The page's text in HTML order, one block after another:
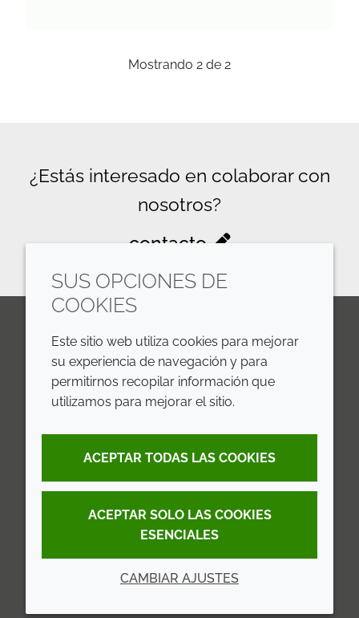
Mostrando 2 de 2
¿Estás interesado en colaborar con
nosotros?
contacto
LinkedInYoutubeLine
EMPRESA
Annual Report
Sustainability Report
Croda.com
Terms and Conditions
Privacy Policy
Accessibility
Cookie Policy
SUS OPCIONES DE
COOKIES
Este sitio web utiliza cookies para mejorar
su experiencia de navegación y para
permitirnos recopilar información que
utilizamos para mejorar el sitio.
ACEPTAR TODAS LAS COOKIES
ACEPTAR SOLO LAS COOKIES
ESENCIALES
CAMBIAR AJUSTES